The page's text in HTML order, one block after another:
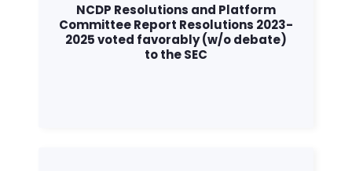
NCDP Resolutions and Platform
Committee Report Resolutions 2023-
2025 voted favorably (w/o debate)
to the SEC